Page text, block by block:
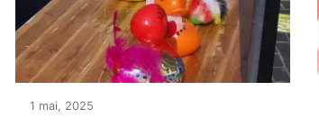
1 mai, 2025